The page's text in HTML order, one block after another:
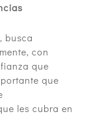
busca
con
que
que
les cubra en